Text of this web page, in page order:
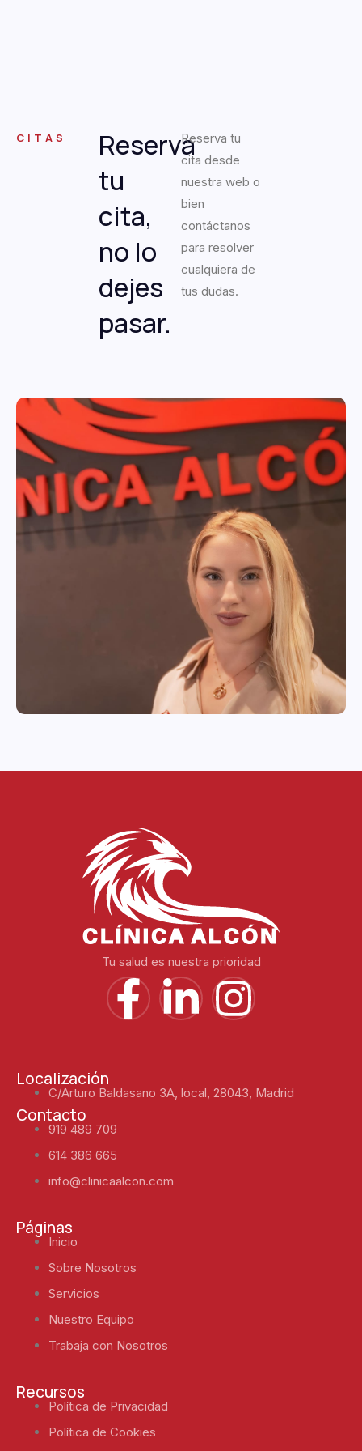
CITAS
Reserva
tu
cita,
no lo
dejes
pasar.
Reserva tu
cita desde
nuestra web o
bien
contáctanos
para resolver
cualquiera de
tus dudas.
Tu salud es nuestra prioridad
Localización
C/Arturo Baldasano 3A, local, 28043, Madrid
Contacto
919 489 709
614 386 665
info@clinicaalcon.com
Páginas
Inicio
Sobre Nosotros
Servicios
Nuestro Equipo
Trabaja con Nosotros
Recursos
Política de Privacidad
Política de Cookies